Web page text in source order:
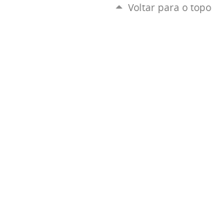
Voltar para o topo